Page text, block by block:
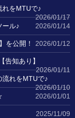
れをMTUで♪
2026/01/17
ール♪
2026/01/14
を公開！ 2026/01/12
告知あり】
2026/01/11
れをMTUで♪
2026/01/10
2026/01/01
2025/11/09